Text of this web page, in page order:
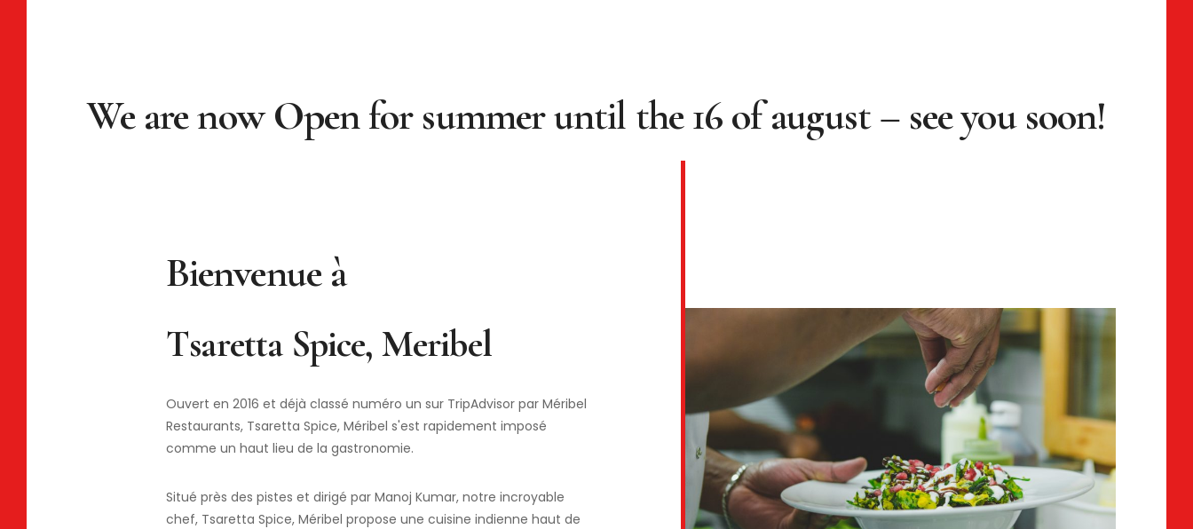
We are now Open for summer until the 16 of august – see you soon!
Ouvert en 2016 et déjà classé numéro un sur TripAdvisor par Méribel
Restaurants, Tsaretta Spice, Méribel s'est rapidement imposé
comme un haut lieu de la gastronomie.
Situé près des pistes et dirigé par Manoj Kumar, notre incroyable
chef, Tsaretta Spice, Méribel propose une cuisine indienne haut de